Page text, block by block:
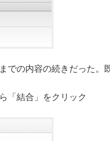
での内容の続きだった。
「結合」をクリック